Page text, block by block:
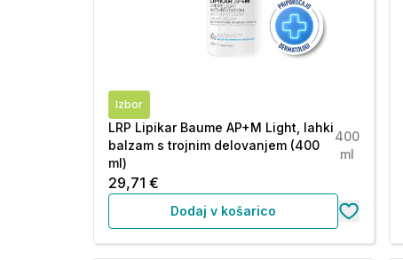
Izbor
LRP Lipikar Baume AP+M Light, lahki
balzam s trojnim delovanjem (400
ml)
400
ml
29,71 €
Dodaj v košarico